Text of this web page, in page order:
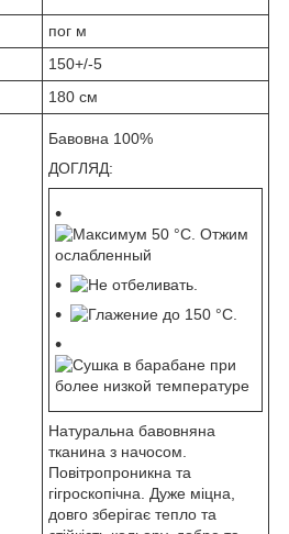
пог м
150+/-5
180 см
Бавовна 100%
ДОГЛЯД:
Натуральна бавовняна
тканина з начосом.
Повітропроникна та
гігроскопічна. Дуже міцна,
довго зберігає тепло та